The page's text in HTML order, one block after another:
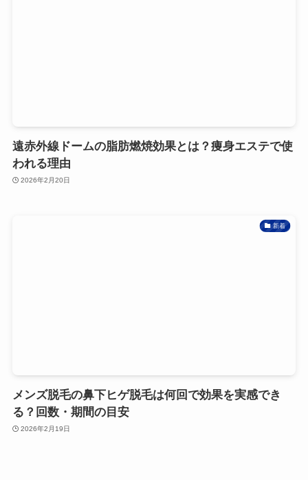
遠赤外線ドームの脂肪燃焼効果とは？痩身エステで使
われる理由
2026年2月20日
新着
メンズ脱毛の鼻下ヒゲ脱毛は何回で効果を実感でき
る？回数・期間の目安
2026年2月19日